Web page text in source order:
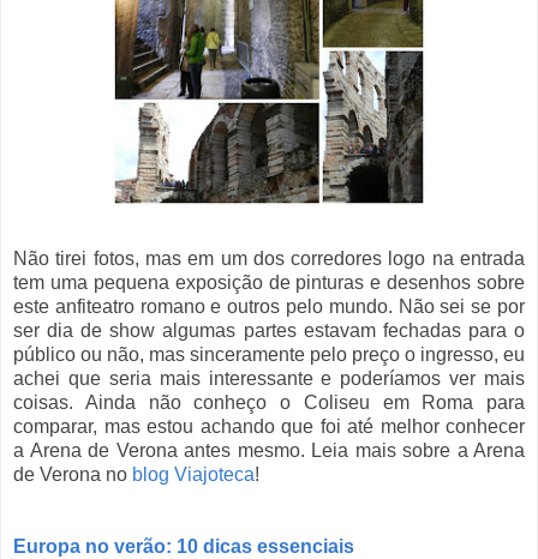
Não tirei fotos, mas em um dos corredores logo na entrada
tem uma pequena exposição de pinturas e desenhos sobre
este anfiteatro romano e outros pelo mundo. Não sei se por
ser dia de show algumas partes estavam fechadas para o
público ou não, mas sinceramente pelo preço o ingresso, eu
achei que seria mais interessante e poderíamos ver mais
coisas. Ainda não conheço o Coliseu em Roma para
comparar, mas estou achando que foi até melhor conhecer
a Arena de Verona antes mesmo. Leia mais sobre a Arena
de Verona no blog Viajoteca!
Europa no verão: 10 dicas essenciais